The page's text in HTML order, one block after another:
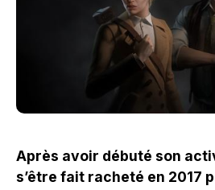
Après avoir débuté son
s’être fait racheté en 2017